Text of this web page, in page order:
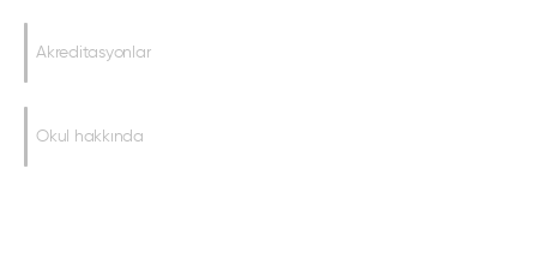
Akreditasyonlar
Okul hakkında